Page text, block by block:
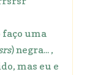
faço uma
) negra... ,
mas eu e